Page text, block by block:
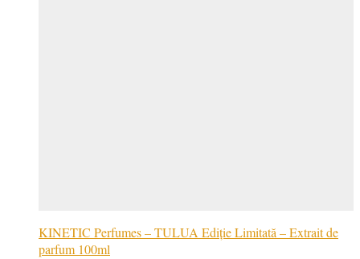
KINETIC Perfumes – TULUA Ediție Limitată – Extrait de
parfum 100ml